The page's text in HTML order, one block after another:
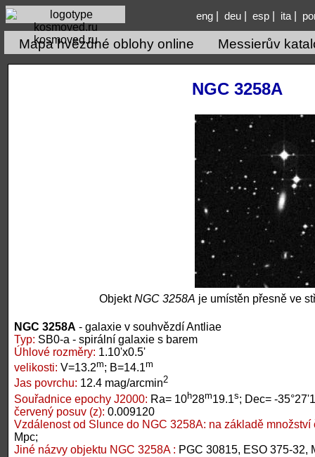
kosmoved.ru
eng| deu| esp| ita|
Mapa hvězdné oblohy online Messierův
NGC 3258A
ObjektNGC 3258A je umístěn přesně ve
NGC 3258A - galaxie v souhvězdí Antliae
Typ: SB0-a - spirální galaxie s barem
Úhlové rozměry: 1.10'x0.5'
velikosti: V=13.2m; B=14.1m
Jas povrchu: 12.4 mag/arcmin2
Souřadnice epochy J2000: Ra= 10h28m19.1s; Dec= -
červený posuv (z): 0.009120
Vzdálenost od Slunce do NGC 3258A: na základě
Mpc;
Jiné názvy objektu NGC 3258A : PGC 30815, ESO 375-32,